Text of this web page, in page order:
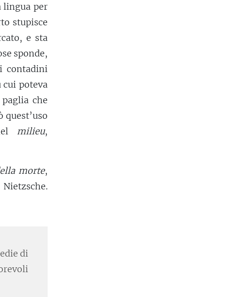
lingua per
stupisce
e sta
sponde,
contadini
cui poteva
che
milieu,
morte,
di